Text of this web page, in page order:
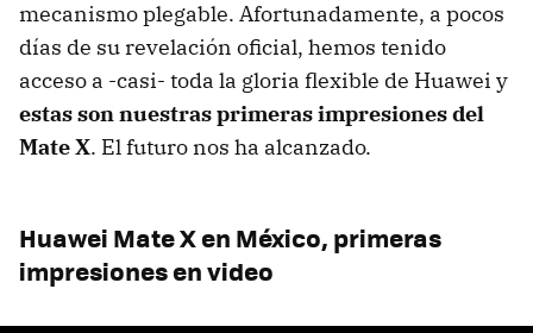
mecanismo plegable. Afortunadamente, a pocos
días de su revelación oficial, hemos tenido
acceso a -casi- toda la gloria flexible de Huawei y
estas son nuestras primeras impresiones del
Mate X. El futuro nos ha alcanzado.
Huawei Mate X en México, primeras
impresiones en video